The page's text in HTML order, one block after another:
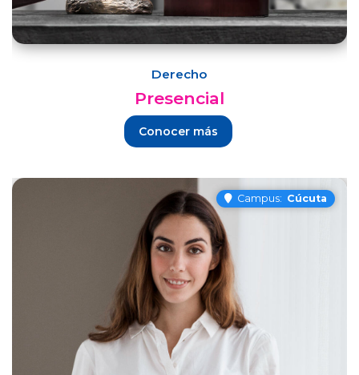
Derecho
Presencial
Conocer más
Campus: Cúcuta